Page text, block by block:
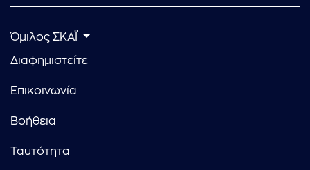
Όμιλος ΣΚΑΪ
Διαφημιστείτε
Επικοινωνία
Βοήθεια
Ταυτότητα